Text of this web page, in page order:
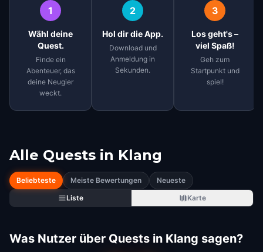
1
Wähl deine
Quest.
Finde ein
Abenteuer, das
deine Neugier
weckt.
2
Hol dir die App.
Download und
Anmeldung in
Sekunden.
3
Los geht's –
viel Spaß!
Geh zum
Startpunkt und
spiel!
Alle Quests in Klang
Beliebteste Meiste Bewertungen
Neueste
Liste
Karte
Was Nutzer über Quests in Klang sagen?